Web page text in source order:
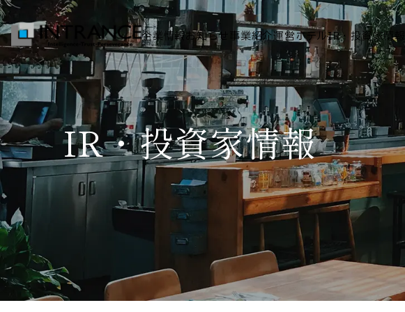
企業情報お知らせ 事業紹介運営ホテルIR・投資家情報
トップ
企業情報
会社概要
代表者挨拶
グループ一覧
経営理念
事業紹介
IR・投資家情報